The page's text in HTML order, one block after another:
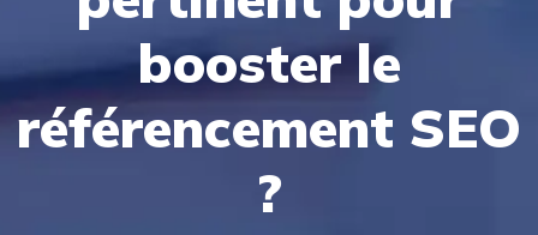
booster le
référencement SEO
?